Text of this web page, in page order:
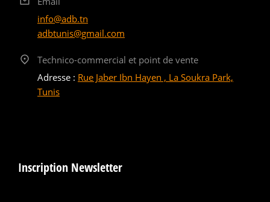
info@adb.tn
adbtunis@gmail.com
Technico-commercial et point de vente
Adresse : Rue Jaber Ibn Hayen , La Soukra Park,
Tunis
Inscription Newsletter